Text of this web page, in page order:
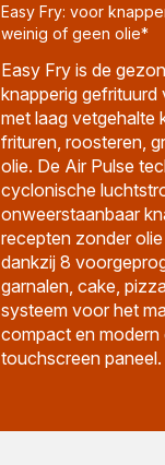
Easy Fry: voor
weinig of geen olie*
Easy Fry is de
knapperig
met laag vetgehalte
frituren, roosteren,
olie. De Air Pulse
cyclonische
onweerstaanbaar
recepten zonder
dankzij 8
garnalen, cake,
systeem voor het
compact en modern
touchscreen paneel.